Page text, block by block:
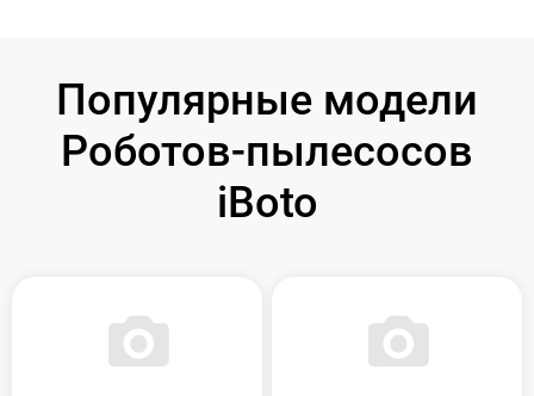
Популярные модели
Роботов-пылесосов
iBoto